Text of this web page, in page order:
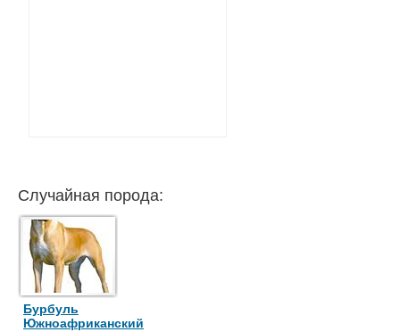
Случайная порода:
Бурбуль
Южноафриканский